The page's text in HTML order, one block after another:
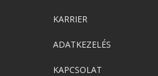
KARRIER
ADATKEZELÉS
KAPCSOLAT